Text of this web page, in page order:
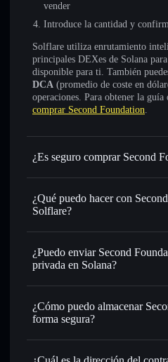
vender
Introduce la cantidad y
Solflare utiliza enrutamiento
principales DEXes de Solana
disponible para ti. También
DCA (promedio de coste en
operaciones. Para obtener la guía
comprar Second Foundation.
¿Es seguro comprar Second
Second Foundation no está
¿Qué puedo hacer con
Solflare?
Second Foundation
Intercambiar al instante:
USDC o miles de otros tokens
tu precio objetivo para
Utilizar DCA
lo largo del tiempo
Enviar de forma privada
:
¿Puedo enviar Second
privada en Solana?
¿Cómo puedo almacenar
forma segura?